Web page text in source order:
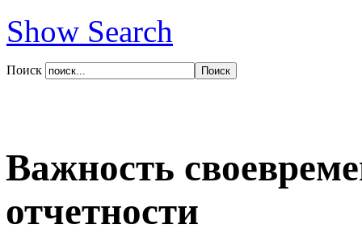
Show Search
Поиск
Важность
отчетности